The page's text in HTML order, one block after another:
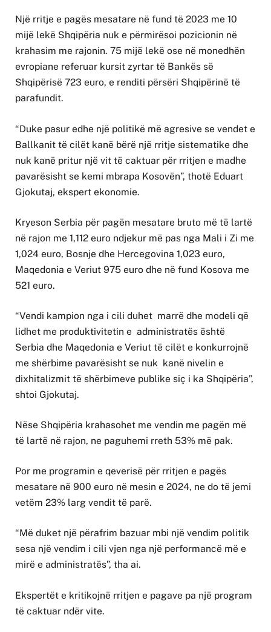
Një rritje e pagës mesatare në fund të 2023 me 10
mijë lekë Shqipëria nuk e përmirësoi pozicionin në
krahasim me rajonin. 75 mijë lekë ose në monedhën
evropiane referuar kursit zyrtar të Bankës së
Shqipërisë 723 euro, e renditi përsëri Shqipërinë të
parafundit.
“Duke pasur edhe një politikë më agresive se vendet e
Ballkanit të cilët kanë bërë një rritje sistematike dhe
nuk kanë pritur një vit të caktuar për rritjen e madhe
pavarësisht se kemi mbrapa Kosovën”, thotë Eduart
Gjokutaj, ekspert ekonomie.
Kryeson Serbia për pagën mesatare bruto më të lartë
në rajon me 1,112 euro ndjekur më pas nga Mali i Zi me
1,024 euro, Bosnje dhe Hercegovina 1,023 euro,
Maqedonia e Veriut 975 euro dhe në fund Kosova me
521 euro.
“Vendi kampion nga i cili duhet marrë dhe modeli që
lidhet me produktivitetin e administratës është
Serbia dhe Maqedonia e Veriut të cilët e konkurrojnë
me shërbime pavarësisht se nuk kanë nivelin e
dixhitalizmit të shërbimeve publike siç i ka Shqipëria”,
shtoi Gjokutaj.
Nëse Shqipëria krahasohet me vendin me pagën më
të lartë në rajon, ne paguhemi rreth 53% më pak.
Por me programin e qeverisë për rritjen e pagës
mesatare në 900 euro në mesin e 2024, ne do të jemi
vetëm 23% larg vendit të parë.
“Më duket një përafrim bazuar mbi një vendim politik
sesa një vendim i cili vjen nga një performancë më e
mirë e administratës”, tha ai.
Ekspertët e kritikojnë rritjen e pagave pa një program
të caktuar ndër vite.